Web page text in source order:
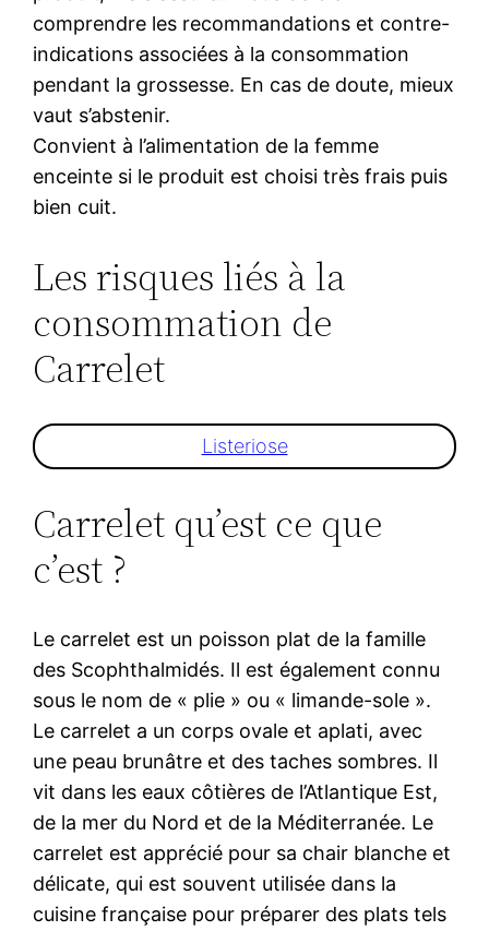
comprendre les recommandations et contre-
indications associées à la consommation
pendant la grossesse. En cas de doute, mieux
vaut s’abstenir.
Convient à l’alimentation de la femme
enceinte si le produit est choisi très frais puis
bien cuit.
Les risques liés à la
consommation de
Carrelet
Listeriose
Carrelet qu’est ce que
c’est ?
Le carrelet est un poisson plat de la famille
des Scophthalmidés. Il est également connu
sous le nom de « plie » ou « limande-sole ».
Le carrelet a un corps ovale et aplati, avec
une peau brunâtre et des taches sombres. Il
vit dans les eaux côtières de l’Atlantique Est,
de la mer du Nord et de la Méditerranée. Le
carrelet est apprécié pour sa chair blanche et
délicate, qui est souvent utilisée dans la
cuisine française pour préparer des plats tels